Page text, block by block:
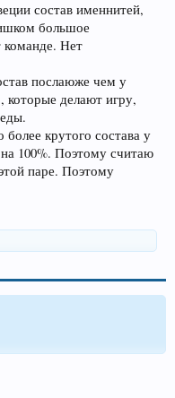
состав именнитей,
большое
команде. Нет
послаюже чем у
которые делают игру,
крутого состава у
100%. Поэтому считаю
паре. Поэтому